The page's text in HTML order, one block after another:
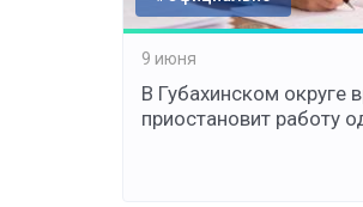
9 июня
В Губахинском округе
приостановит работу